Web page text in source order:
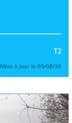
T2
Mise à jour le 09/08/26